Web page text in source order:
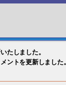
たしました。
ントを更新しました